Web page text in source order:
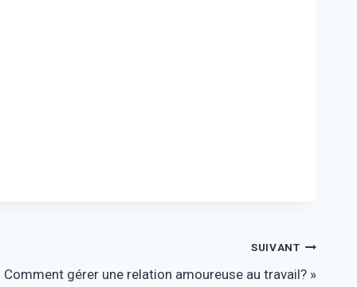
SUIVANT
Comment gérer une relation amoureuse au travail? »